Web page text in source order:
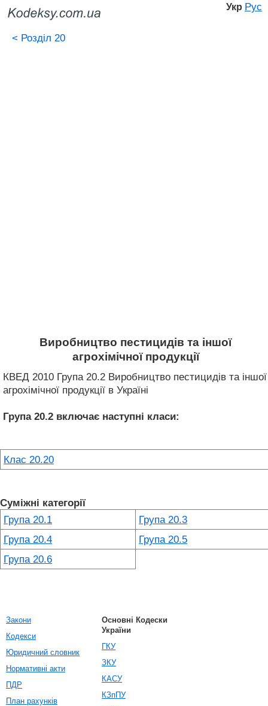
Укр Рус
< Розділ 20
Виробництво пестицидів та іншої
агрохімічної продукції
КВЕД 2010 Група 20.2 Виробництво пестицидів та іншої
агрохімічної продукції в Україні
Група 20.2 включає наступні класи:
Клас 20.20
Суміжні категорії
Група 20.1
Група 20.3
Група 20.4
Група 20.5
Група 20.6
Закони
Кодекси
Юридичний словник
Нормативні акти
ПДР
План рахунків
Основні Кодески
України
ГКУ
ЗКУ
КАСУ
КЗпПУ